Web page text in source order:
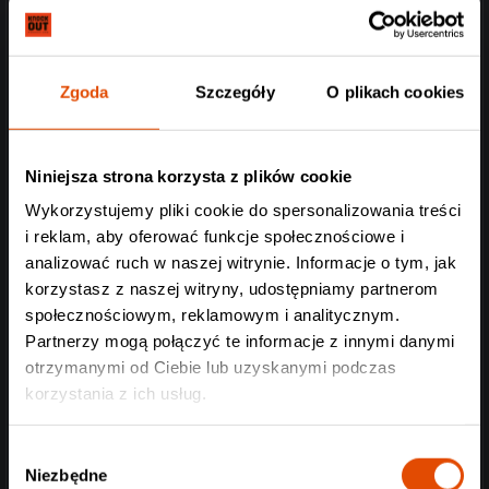
Zgoda Szczegóły O plikach cookies
Niniejsza strona korzysta z plików cookie
Wykorzystujemy pliki cookie do spersonalizowania treści
i reklam, aby oferować funkcje społecznościowe i
analizować ruch w naszej witrynie. Informacje o tym, jak
korzystasz z naszej witryny, udostępniamy partnerom
społecznościowym, reklamowym i analitycznym.
Partnerzy mogą połączyć te informacje z innymi danymi
otrzymanymi od Ciebie lub uzyskanymi podczas
korzystania z ich usług.
zgody
Niezbędne